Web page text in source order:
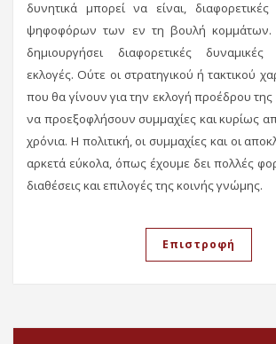
δυνητικά μπορεί να είναι,
ψηφοφόρων των εν τη βουλή κομμάτων.
δημιουργήσει διαφορετικές
εκλογές. Ούτε οι στρατηγικού ή τακτικού
που θα γίνουν για την εκλογή προέδρου
να προεξοφλήσουν συμμαχίες και κυρίως
χρόνια. Η πολιτική, οι συμμαχίες και οι
αρκετά εύκολα, όπως έχουμε δει πολλές
διαθέσεις και επιλογές της κοινής γνώμης.
Επιστροφή